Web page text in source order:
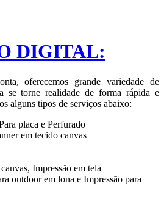
DIGITAL:
oferecemos grande variedade de
se torne realidade de forma rápida e
alguns tipos de serviços abaixo:
placa e Perfurado
em tecido canvas
Impressão em tela
outdoor em lona e Impressão para